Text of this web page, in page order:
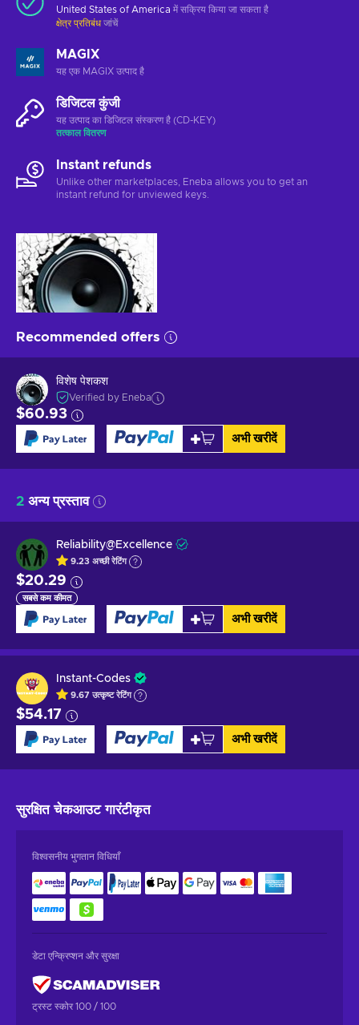
United States of America में सक्रिय किया जा सकता है
क्षेत्र प्रतिबंध जांचें
MAGIX
यह एक MAGIX उत्पाद है
डिजिटल कुंजी
यह उत्पाद का डिजिटल संस्करण है (CD-KEY)
तत्काल वितरण
Instant refunds
Unlike other marketplaces, Eneba allows you to get an
instant refund for unviewed keys.
Recommended offers
विशेष पेशकश
Verified by Eneba
$60.93
अभी खरीदें
2 अन्य प्रस्ताव
Reliability@Excellence
9.23 अच्छीरेटिंग
$20.29
सबसे कम कीमत
अभी खरीदें
Instant-Codes
9.67 उत्कृष्टरेटिंग
$54.17
अभी खरीदें
सुरक्षित चेकआउटगारंटीकृत
विश्वसनीय भुगतान विधियाँ
डेटा एन्क्रिप्शन और सुरक्षा
ट्रस्ट स्कोर 100 / 100